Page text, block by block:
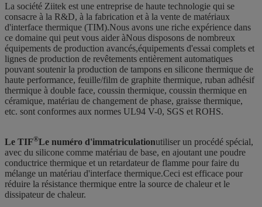
La société Ziitek est une entreprise de haute technologie qui se
consacre à la R&D, à la fabrication et à la vente de matériaux
d'interface thermique (TIM).Nous avons une riche expérience dans
ce domaine qui peut vous aider àNous disposons de nombreux
équipements de production avancés,équipements d'essai complets et
lignes de production de revêtements entièrement automatiques
pouvant soutenir la production de tampons en silicone thermique de
haute performance, feuille/film de graphite thermique, ruban adhésif
thermique à double face, coussin thermique, coussin thermique en
céramique, matériau de changement de phase, graisse thermique,
etc. sont conformes aux normes UL94 V-0, SGS et ROHS.
Le TIF®Le numéro d'immatriculationutiliser un procédé spécial,
avec du silicone comme matériau de base, en ajoutant une poudre
conductrice thermique et un retardateur de flamme pour faire du
mélange un matériau d'interface thermique.Ceci est efficace pour
réduire la résistance thermique entre la source de chaleur et le
dissipateur de chaleur.